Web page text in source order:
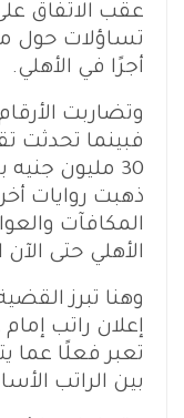
عقب الاتفاق
تساؤلات حول
أجرًا في الأهلي.
وتضاربت
فبينما تحدثت
30 مليون
ذهبت روايات
المكافآت
الأهلي حتى
وهنا تبرز
إعلان راتب
تعبر فعلًا عما
بين الراتب